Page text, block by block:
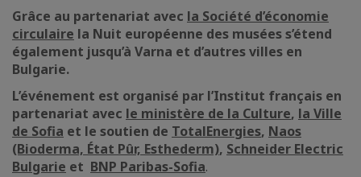
Grâce au partenariat avec la Société d’économie
circulaire la Nuit européenne des musées s’étend
également jusqu’à Varna et d’autres villes en
Bulgarie.
L’événement est organisé par l’Institut français en
partenariat avec le ministère de la Culture, la Ville
de Sofia et le soutien de TotalEnergies, Naos
(Bioderma, État Pûr, Esthederm), Schneider Electric
Bulgarie et BNP Paribas-Sofia.